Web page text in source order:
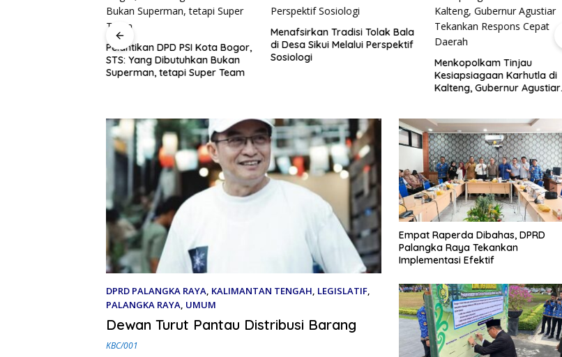
Pelantikan DPD PSI Kota Bogor,
STS: Yang Dibutuhkan Bukan
Superman, tetapi Super Team
Menafsirkan Tradisi Tolak Bala
di Desa Sikui Melalui Perspektif
Sosiologi
Menkopolkam Tinjau
Kesiapsiagaan Karhutla di
Kalteng, Gubernur Agustiar
DPRD PALANGKA RAYA, KALIMANTAN TENGAH, LEGISLATIF,
PALANGKA RAYA, UMUM
1 Mei 2026
Dewan Turut Pantau Distribusi Barang
KBC/001
Empat Raperda Dibahas, DPRD
Palangka Raya Tekankan
Implementasi Efektif